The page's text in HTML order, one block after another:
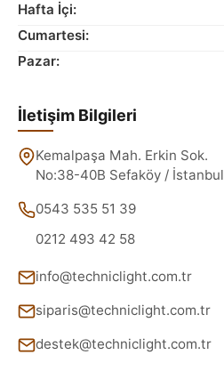
Hafta İçi:
Cumartesi:
Pazar:
İletişim Bilgileri
Kemalpaşa Mah. Erkin Sok.
No:38-40B Sefaköy / İstanbul
0543 535 51 39
0212 493 42 58
info@techniclight.com.tr
siparis@techniclight.com.tr
destek@techniclight.com.tr